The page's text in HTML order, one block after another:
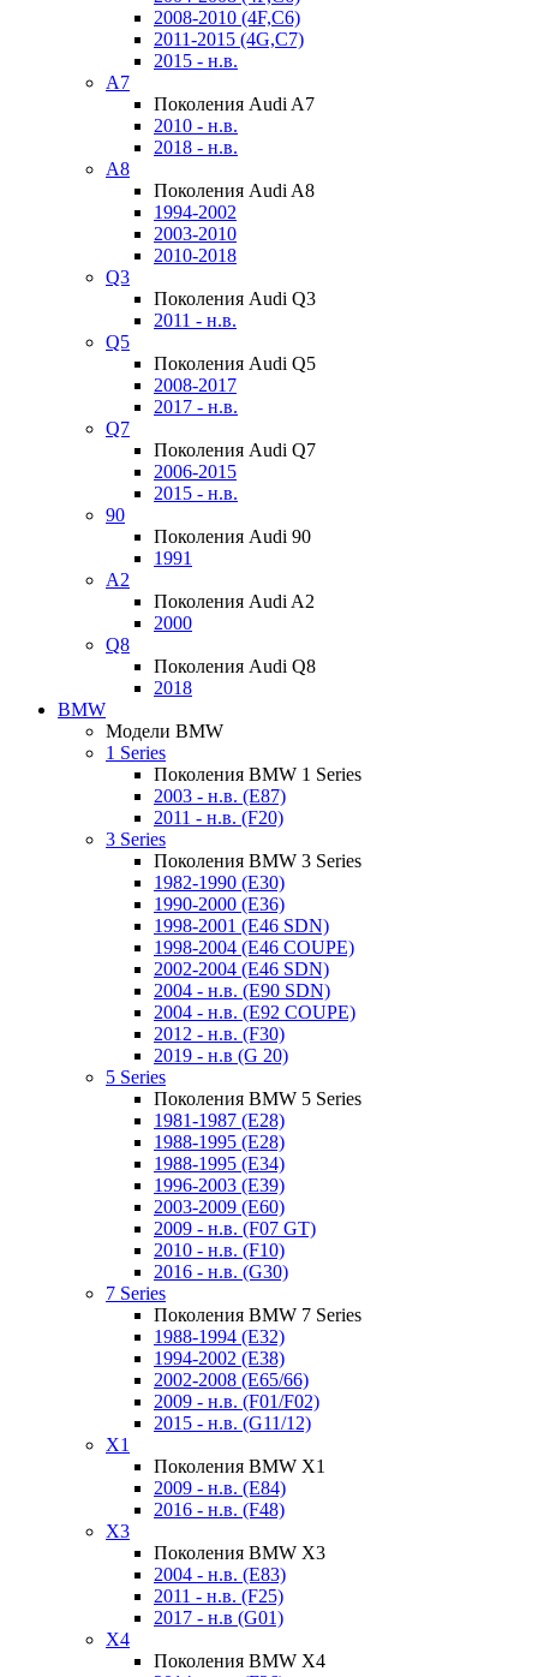
2008-2010 (4F,C6)
2011-2015 (4G,C7)
2015 - н.в.
A7
Поколения Audi A7
2010 - н.в.
2018 - н.в.
A8
Поколения Audi A8
1994-2002
2003-2010
2010-2018
Q3
Поколения Audi Q3
2011 - н.в.
Q5
Поколения Audi Q5
2008-2017
2017 - н.в.
Q7
Поколения Audi Q7
2006-2015
2015 - н.в.
90
Поколения Audi 90
1991
A2
Поколения Audi A2
2000
Q8
Поколения Audi Q8
2018
BMW
Модели BMW
1 Series
Поколения BMW 1 Series
2003 - н.в. (E87)
2011 - н.в. (F20)
3 Series
Поколения BMW 3 Series
1982-1990 (E30)
1990-2000 (E36)
1998-2001 (E46 SDN)
1998-2004 (E46 COUPE)
2002-2004 (E46 SDN)
2004 - н.в. (E90 SDN)
2004 - н.в. (E92 COUPE)
2012 - н.в. (F30)
2019 - н.в (G 20)
5 Series
Поколения BMW 5 Series
1981-1987 (E28)
1988-1995 (E28)
1988-1995 (E34)
1996-2003 (E39)
2003-2009 (E60)
2009 - н.в. (F07 GT)
2010 - н.в. (F10)
2016 - н.в. (G30)
7 Series
Поколения BMW 7 Series
1988-1994 (E32)
1994-2002 (E38)
2002-2008 (E65/66)
2009 - н.в. (F01/F02)
2015 - н.в. (G11/12)
X1
Поколения BMW X1
2009 - н.в. (E84)
2016 - н.в. (F48)
X3
Поколения BMW X3
2004 - н.в. (E83)
2011 - н.в. (F25)
2017 - н.в (G01)
X4
Поколения BMW X4